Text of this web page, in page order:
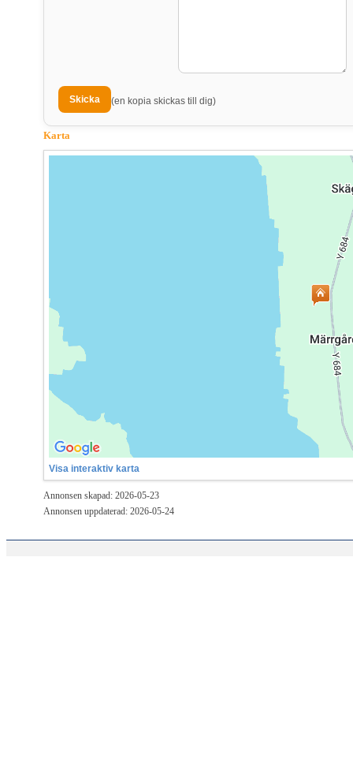
(en kopia skickas till dig)
Karta
Visa interaktiv karta
Annonsen skapad: 2026-05-23
Annonsen uppdaterad: 2026-05-24